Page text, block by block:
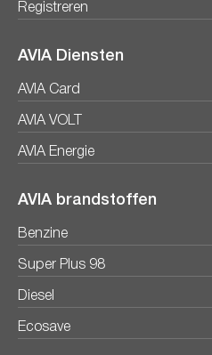
Registreren
AVIA Diensten
AVIA Card
AVIA VOLT
AVIA Energie
AVIA brandstoffen
Benzine
Super Plus 98
Diesel
Ecosave